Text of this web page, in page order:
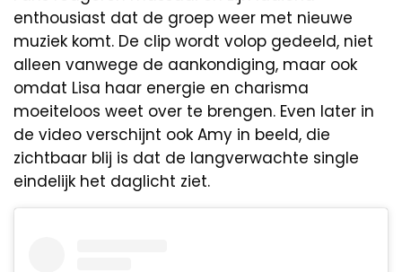
enthousiast dat de groep weer met nieuwe
muziek komt. De clip wordt volop gedeeld, niet
alleen vanwege de aankondiging, maar ook
omdat Lisa haar energie en charisma
moeiteloos weet over te brengen. Even later in
de video verschijnt ook Amy in beeld, die
zichtbaar blij is dat de langverwachte single
eindelijk het daglicht ziet.